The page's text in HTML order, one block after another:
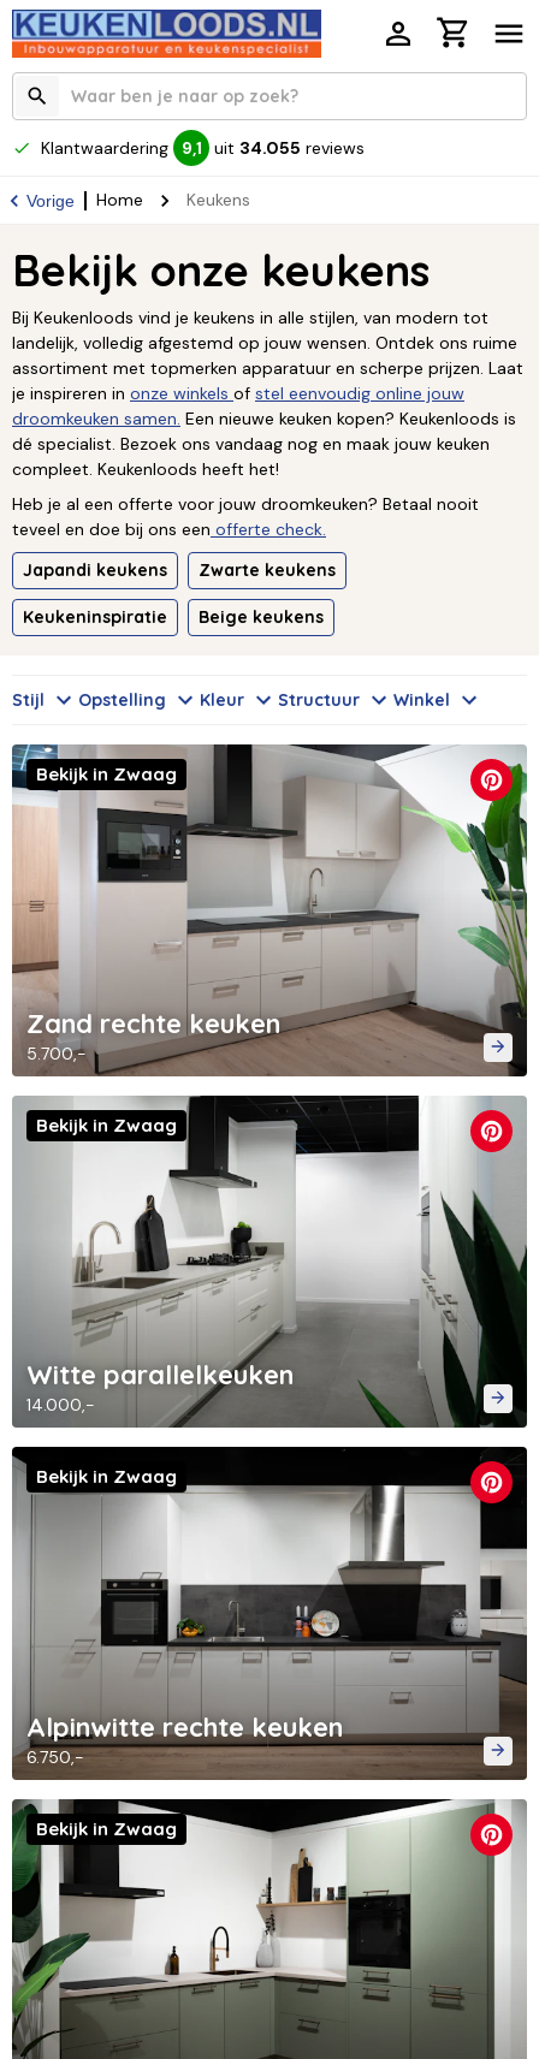
Klantwaardering 9,1 uit 34.055 reviews
Vorige Home Keukens
Bekijk onze keukens
Bij Keukenloods vind je keukens in alle stijlen, van modern tot
landelijk, volledig afgestemd op jouw wensen. Ontdek ons ruime
assortiment met topmerken apparatuur en scherpe prijzen. Laat
je inspireren in onze winkels of stel eenvoudig online jouw
droomkeuken samen. Een nieuwe keuken kopen? Keukenloods is
dé specialist. Bezoek ons vandaag nog en maak jouw keuken
compleet. Keukenloods heeft het!
Heb je al een offerte voor jouw droomkeuken? Betaal nooit
teveel en doe bij ons een offerte check.
Japandi keukens
Zwarte keukens
Keukeninspiratie Beige keukens
Stijl Opstelling Kleur Structuur Winkel
Zand rechte keuken
5.700,-
Bekijk in Zwaag
Witte parallelkeuken
14.000,-
Bekijk in Zwaag
Alpinwitte rechte keuken
6.750,-
Bekijk in Zwaag
Bekijk in Zwaag